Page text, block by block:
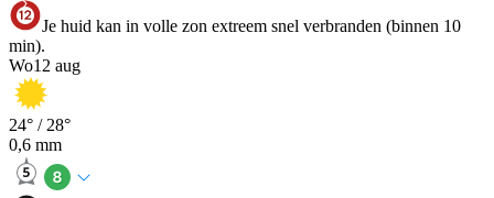
Je huid kan in volle zon extreem snel verbranden (binnen 10
min).
Wo12 aug
24° / 28°
0,6 mm